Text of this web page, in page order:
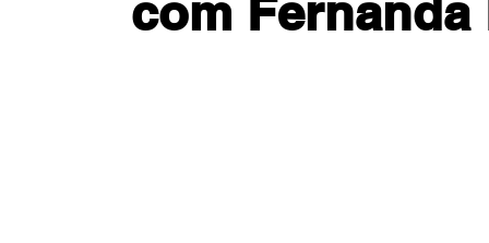
com Fernanda